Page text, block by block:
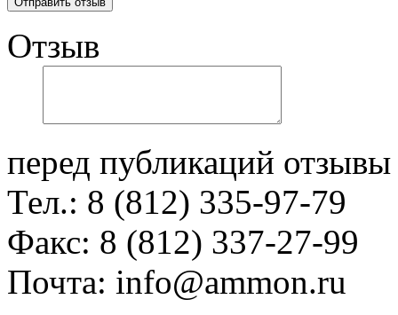
Отзыв
перед публикаций
Тел.: 8 (812) 335-97-79
Факс: 8 (812) 337-27-99
Почта: info@ammon.ru